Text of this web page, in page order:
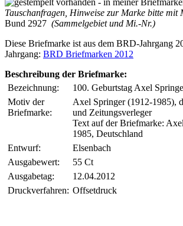
Tauschanfragen, Hinweise zur Marke bitte mit
Bund 2927 (Sammelgebiet und Mi.-Nr.)
Diese Briefmarke ist aus dem BRD-Jahrgang
Jahrgang: BRD Briefmarken 2012
Beschreibung der Briefmarke:
Bezeichnung:
100. Geburtstag Axel
Motiv der
Briefmarke:
Axel Springer (1912-1985),
und Zeitungsverleger
Text auf der Briefmarke:
1985, Deutschland
Entwurf:
Elsenbach
Ausgabewert:
55 Ct
Ausgabetag:
12.04.2012
Druckverfahren: Offsetdruck